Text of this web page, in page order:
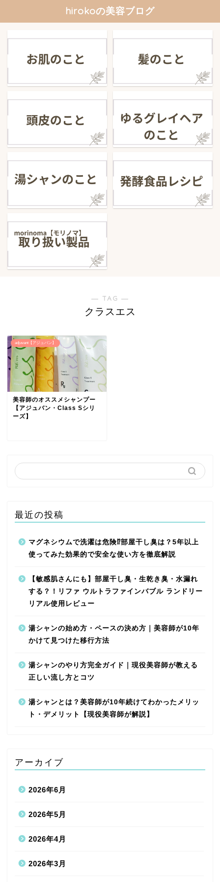
hirokoの美容ブログ
― TAG ―
クラスエス
adjuvant【アジュバン】
美容師のオススメシャンプー
【アジュバン・Class Sシリ
ーズ】
最近の投稿
マグネシウムで洗濯は危険⁉︎部屋干し臭は？5年以上
使ってみた効果的で安全な使い方を徹底解説
【敏感肌さんにも】部屋干し臭・生乾き臭・水漏れ
する？！リファ ウルトラファインバブル ランドリー
リアル使用レビュー
湯シャンの始め方・ペースの決め方｜美容師が10年
かけて見つけた移行方法
湯シャンのやり方完全ガイド｜現役美容師が教える
正しい流し方とコツ
湯シャンとは？美容師が10年続けてわかったメリッ
ト・デメリット【現役美容師が解説】
アーカイブ
2026年6月
2026年5月
2026年4月
2026年3月